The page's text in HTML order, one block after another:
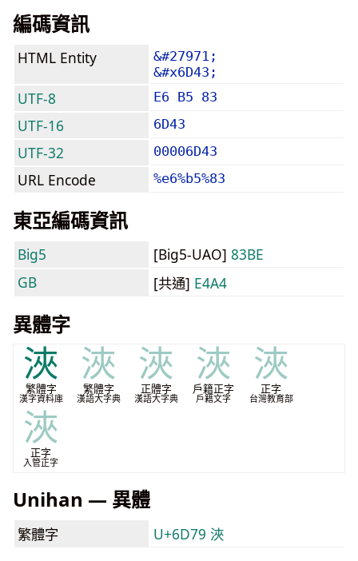
編碼資訊
HTML Entity
&#27971;
&#x6D43;
UTF-8 E6 B5 83
UTF-16 6D43
UTF-32 00006D43
URL Encode %e6%b5%83
東亞編碼資訊
Big5 [Big5-UAO] 83BE
GB
[共通] E4A4
異體字
浹
繁體字
漢字資料庫
浹
繁體字
漢語大字典
浹
正體字
漢語大字典
浹
戶籍正字
戶籍文字
浹
正字
台灣教育部
浹
正字
入管正字
Unihan — 異體
繁體字 U+6D79 浹